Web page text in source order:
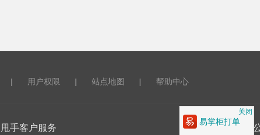
| 用户权限 | 站点地图 | 帮助中心
甩手客户服务 关注
关闭
易掌柜打单